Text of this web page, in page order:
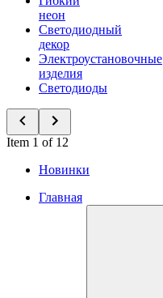
неон
Светодиодный
декор
Электроустановочные
изделия
Светодиоды
Item 1 of 12
Новинки
Главная